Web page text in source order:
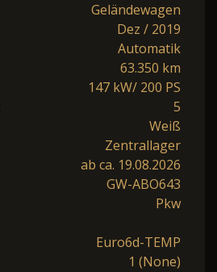
Geländewagen
Dez / 2019
Automatik
63.350 km
147 kW/ 200 PS
5
Weiß
Zentrallager
ab ca. 19.08.2026
GW-ABO643
Pkw
Euro6d-TEMP
1 (None)